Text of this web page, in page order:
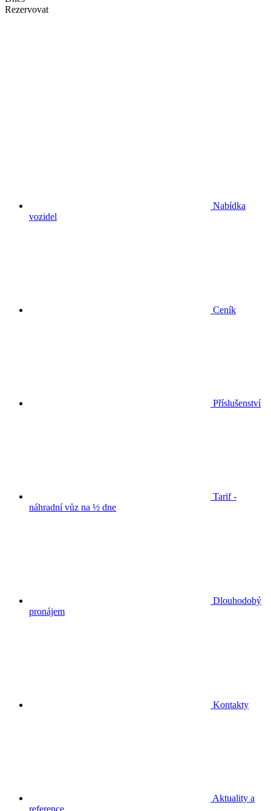
Rezervovat
Nabídka
vozidel
Ceník
Příslušenství
Tarif -
náhradní vůz na ½ dne
Dlouhodobý
pronájem
Kontakty
Aktuality a
reference